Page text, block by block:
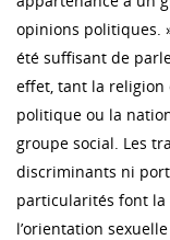
opinions politiques.
été suffisant de
effet, tant la religion
politique ou la
groupe social. Les
discriminants ni
particularités font
l’orientation